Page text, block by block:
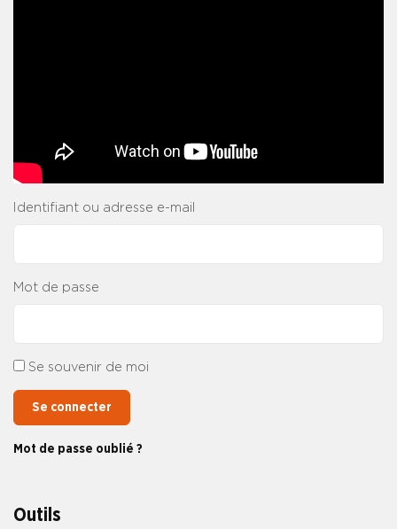
Outils
Identifiant ou adresse e-mail
Mot de passe
Se souvenir de moi
Se connecter
Mot de passe oublié ?